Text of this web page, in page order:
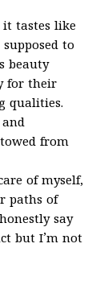
it tastes like
to
beauty
for their
qualities.
from
of myself,
paths of
say
but I’m not